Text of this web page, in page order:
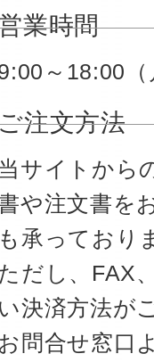
業時間
～18:00
注文方法
当サイトから
や注文書を
も承っており
だし、FAX
い決済方法が
お問合せ窓口